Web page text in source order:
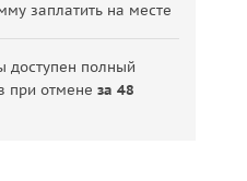
заплатить на месте
доступен полный
при отменеза 48